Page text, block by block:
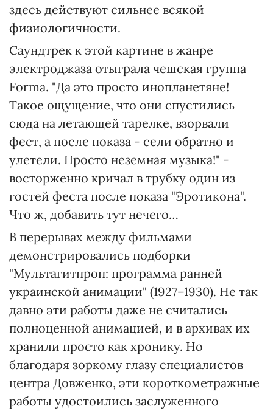
здесь действуют сильнее всякой
физиологичности.
Саундтрек к этой картине в жанре
электроджаза отыграла чешская группа
Forma. "Да это просто инопланетяне!
Такое ощущение, что они спустились
сюда на летающей тарелке, взорвали
фест, а после показа - сели обратно и
улетели. Просто неземная музыка!" -
восторженно кричал в трубку один из
гостей феста после показа "Эротикона".
Что ж, добавить тут нечего…
В перерывах между фильмами
демонстрировались подборки
"Мультагитпроп: программа ранней
украинской анимации" (1927–1930). Не так
давно эти работы даже не считались
полноценной анимацией, и в архивах их
хранили просто как хронику. Но
благодаря зоркому глазу специалистов
центра Довженко, эти короткометражные
работы удостоились заслуженного